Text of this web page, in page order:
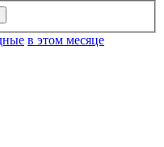
в этом месяце